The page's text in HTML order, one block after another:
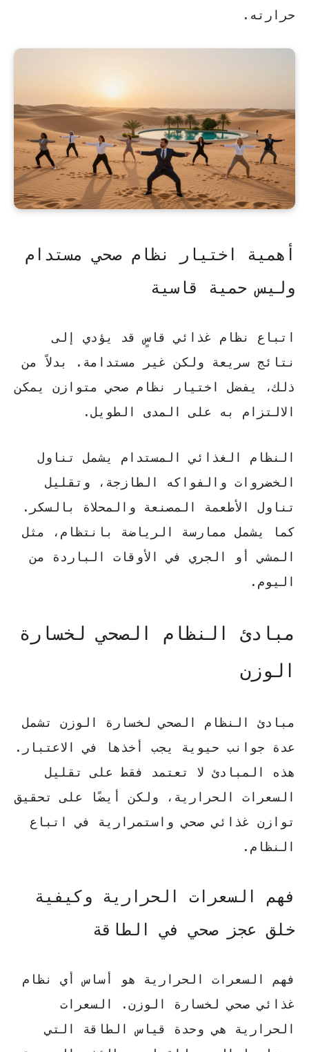
حرارته.
أهمية اختيار نظام صحي مستدام
وليس حمية قاسية
اتباع نظام غذائي قاسٍ قد يؤدي إلى
نتائج سريعة ولكن غير مستدامة. بدلاً من
ذلك، يفضل اختيار نظام صحي متوازن يمكن
الالتزام به على المدى الطويل.
النظام الغذائي المستدام يشمل تناول
الخضروات والفواكه الطازجة ، وتقليل
تناول الأطعمة المصنعة والمحلاة بالسكر.
كما يشمل ممارسة الرياضة بانتظام، مثل
المشي أو الجري في الأوقات الباردة من
اليوم.
مبادئ النظام الصحي لخسارة
الوزن
مبادئ النظام الصحي لخسارة الوزن تشمل
عدة جوانب حيوية يجب أخذها في الاعتبار.
هذه المبادئ لا تعتمد فقط على تقليل
السعرات الحرارية، ولكن أيضًا على تحقيق
توازن غذائيصحي واستمرارية في اتباع
النظام.
فهم السعرات الحرارية وكيفية
خلق عجز صحي في الطاقة
فهم السعرات الحرارية هو أساس أي
نظام
غذائي صحيلخسارة الوزن. السعرات
الحرارية هي وحدة قياس الطاقة التي